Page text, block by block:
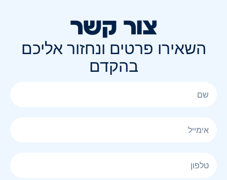
צור קשר
השאירו פרטים ונחזור אליכם
בהקדם